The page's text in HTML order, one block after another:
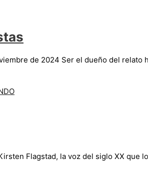
de 2024 Ser el dueño del relato
Flagstad, la voz del siglo XX que